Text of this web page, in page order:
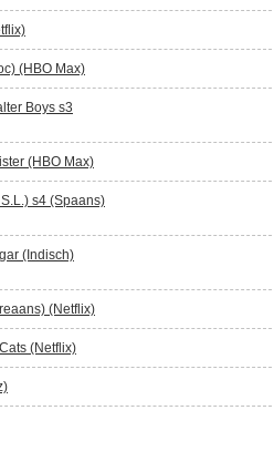
(HBO Max)
Boys s3
(HBO Max)
s4 (Spaans)
(Indisch)
(Netflix)
(Netflix)